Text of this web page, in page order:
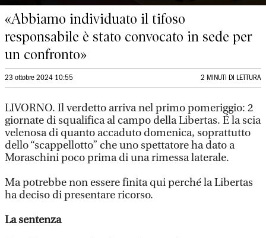
«Abbiamo individuato il tifoso
responsabile è stato convocato in sede per
un confronto»
23 ottobre 2024 10:55 2 MINUTI DI LETTURA
LIVORNO. Il verdetto arriva nel primo pomeriggio: 2
giornate di squalifica al campo della Libertas. É la scia
velenosa di quanto accaduto domenica, soprattutto
dello “scappellotto” che uno spettatore ha dato a
Moraschini poco prima di una rimessa laterale.
Ma potrebbe non essere finita qui perché la Libertas
ha deciso di presentare ricorso.
La sentenza